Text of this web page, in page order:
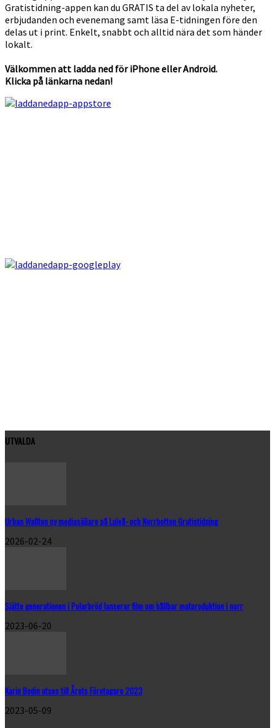
Gratistidning-appen kan du GRATIS ta del av lokala nyheter,
erbjudanden och evenemang samt läsa E-tidningen före den
delas ut i print. Enkelt, snabbt och alltid nära det som händer
lokalt.
Välkommen att ladda ned för iPhone eller Android.
Klicka på länkarna nedan!
UTVALDA
Urban Wallton ny mediasäljare på Luleå- och Norrbotten Gratistidning
2026-02-24
Sjätte generationen i Polarbröd lanserar film om hållbar matproduktion i norr
2023-06-20
Karin Bodin utses till Årets Företagare 2023
2023-05-09